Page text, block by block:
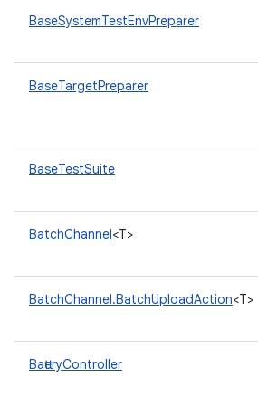
BaseSystemTestEnvPreparer
BaseTargetPreparer
BaseTestSuite
BatchChannel<T>
BatchChannel.BatchUploadAction<T>
BatteryController